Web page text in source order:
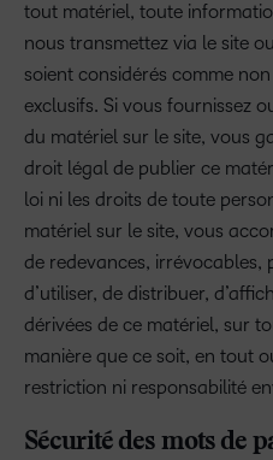
tout matériel, toute
nous transmettez via le site
soient considérés comme
exclusifs. Si vous fournissez
du matériel sur le site, vous
droit légal de publier ce
loi ni les droits de toute
matériel sur le site, vous
de redevances, irrévocables,
d’utiliser, de distribuer,
dérivées de ce matériel, sur
manière que ce soit, en tout
restriction ni responsabilité
Sécurité des mots de